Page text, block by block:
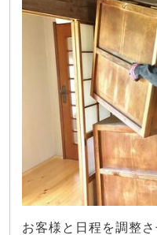
お客様と日程を調整